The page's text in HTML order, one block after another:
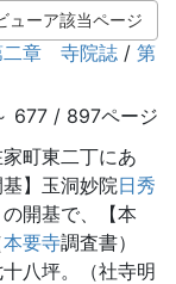
ューア該当ページ
二章 寺院誌 / 第
677 / 897ページ
町東二丁にあ
】玉洞妙院日秀
開基で、【本
本要寺調査書）
八坪。（社寺明